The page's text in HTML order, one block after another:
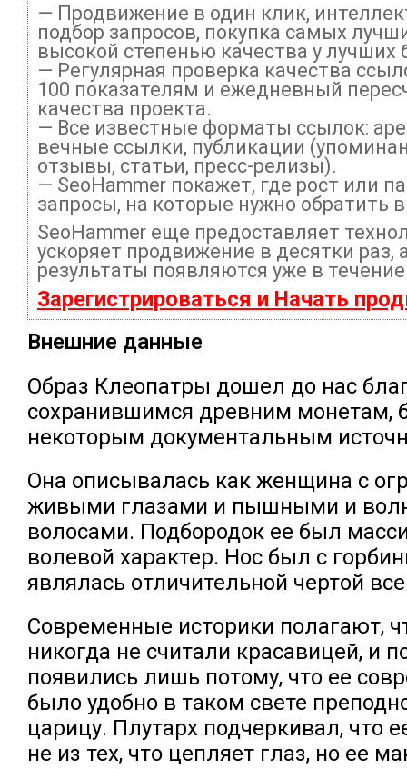
— Продвижение в один клик,
подбор запросов, покупка самых
высокой степенью качества у лучших
— Регулярная проверка качества
100 показателям и ежедневный
качества проекта.
— Все известные форматы ссылок:
вечные ссылки, публикации
отзывы, статьи, пресс-релизы).
— SeoHammer покажет, где рост или
запросы, на которые нужно обратить
SeoHammer еще предоставляет
ускоряет продвижение в десятки раз,
результаты появляются уже в
Зарегистрироваться и Начать
Внешние данные
Образ Клеопатры дошел до нас
сохранившимся древним монетам,
некоторым документальным
Она описывалась как женщина с
живыми глазами и пышными и
волосами. Подбородок ее был
волевой характер. Нос был с
являлась отличительной чертой
Современные историки полагают,
никогда не считали красавицей, и
появились лишь потому, что ее
было удобно в таком свете
царицу. Плутарх подчеркивал, что
не из тех, что цепляет глаз, но ее